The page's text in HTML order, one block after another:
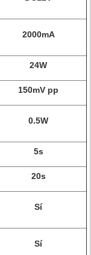
2000mA
24W
150mV pp
0.5W
5s
20s
Sí
Sí